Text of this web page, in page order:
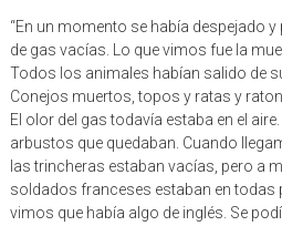
de gas vacías. Lo que vimos fue la
Todos los animales habían salido de
Conejos muertos, topos y ratas y
El olor del gas todavía estaba en el
arbustos que quedaban. Cuando
las trincheras estaban vacías, pero a
soldados franceses estaban en todas
vimos que había algo de inglés. Se
habían arañado las caras y las